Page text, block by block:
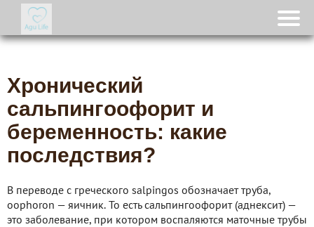
Хронический
сальпингоофорит и
беременность: какие
последствия?
В переводе с греческого salpingos обозначает труба,
oophoron — яичник. То есть сальпингоофорит (аднексит) —
это заболевание, при котором воспаляются маточные трубы